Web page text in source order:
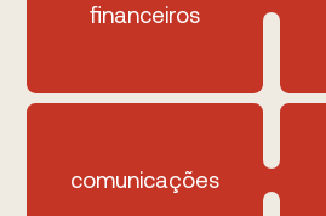
financeiros
comunicações